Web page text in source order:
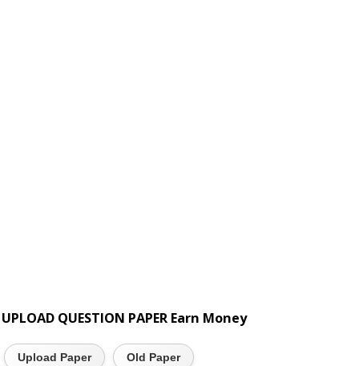
UPLOAD QUESTION PAPER Earn Money
Upload Paper Old Paper